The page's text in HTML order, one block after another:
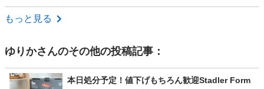
宮城 仙台市
もっと見る
ゆりかさんのその他の投稿記事：
本日処分予定！値下げもちろん歓迎Stadler Form